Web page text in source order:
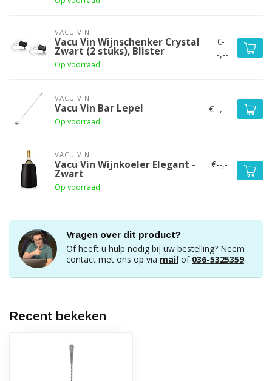
VACU VIN
Vacu Vin Wijnschenker Crystal
Zwart (2 stuks), Blister
Op voorraad
€-
-,--
VACU VIN
Vacu Vin Bar Lepel
Op voorraad
€--,--
VACU VIN
Vacu Vin Wijnkoeler Elegant -
Zwart
Op voorraad
€--,-
-
Vragen over dit product?
Of heeft u hulp nodig bij uw bestelling? Neem
contact met ons op via mail of 036-5325359.
Recent bekeken